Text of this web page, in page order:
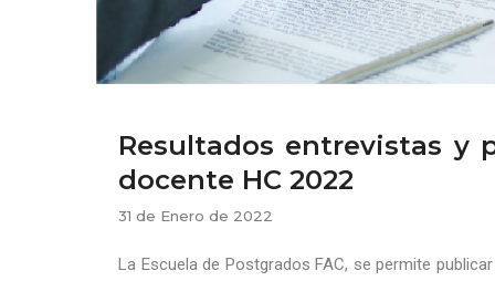
Resultados entrevistas y
docente HC 2022
31 de Enero de 2022
La Escuela de Postgrados FAC, se permite